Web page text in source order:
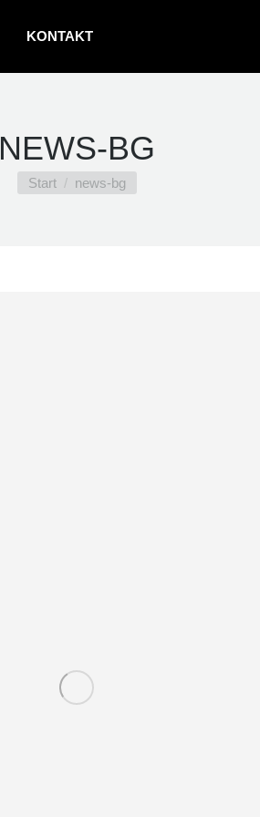
KONTAKT
NEWS-BG
Sie befinden sich hier:
Start news-bg